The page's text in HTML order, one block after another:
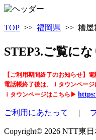
TOP >> 福岡県 >> 糟屋
STEP3.ご覧に
【ご利用期間終了のお知らせ】
電話帳終了後は、ｉタウンペー
ｉタウンページはこちら▶
ご利用にあたって |
Copyright© 2026 NTT東